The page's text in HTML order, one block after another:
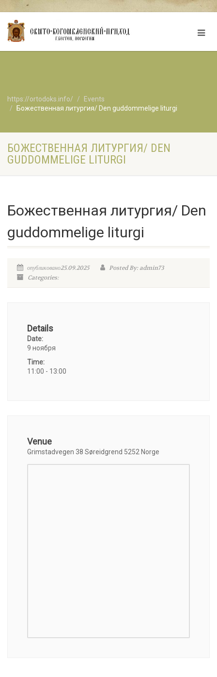
https://ortodoks.info/
Events
Божественная литургия/ Den guddommelige liturgi
БОЖЕСТВЕННАЯ ЛИТУРГИЯ/ DEN
GUDDOMMELIGE LITURGI
Божественная литургия/ Den
guddommelige liturgi
опубликовано25.09.2025
Posted By: admin73
Categories:
Details
Date:
9 ноября
Time:
11:00 - 13:00
Venue
Grimstadvegen 38 Søreidgrend 5252 Norge